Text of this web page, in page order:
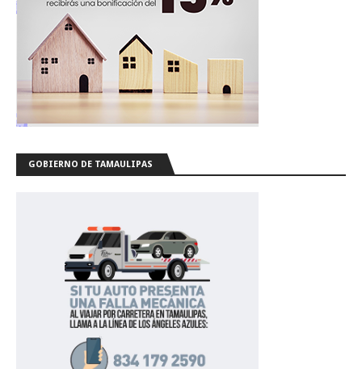
GOBIERNO DE TAMAULIPAS